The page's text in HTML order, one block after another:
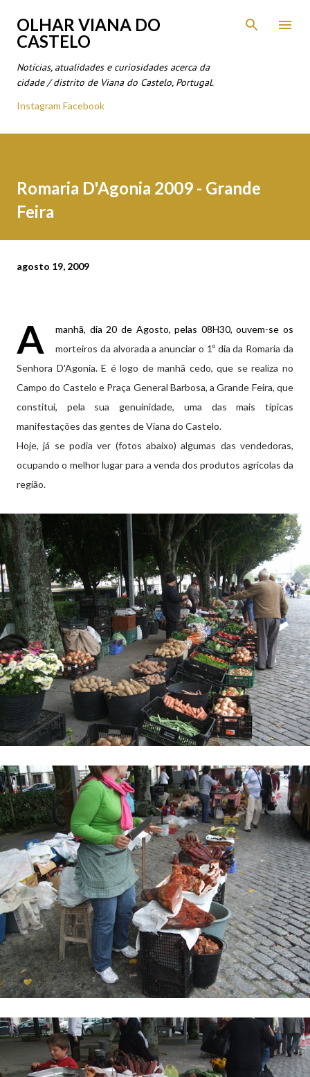
Avançar para o conteúdo principal
OLHAR VIANA DO
CASTELO
Notícias, atualidades e curiosidades acerca da
cidade / distrito de Viana do Castelo, Portugal.
Instagram Facebook
Romaria D'Agonia 2009 - Grande
Feira
agosto 19, 2009
A
manhã, dia 20 de Agosto, pelas 08H30, ouvem-se os
morteiros da alvorada a anunciar o 1º dia da Romaria da
Senhora D'Agonia. E é logo de manhã cedo, que se realiza no
Campo do Castelo e Praça General Barbosa, a Grande Feira, que
constitui, pela sua genuinidade, uma das mais típicas
manifestações das gentes de Viana do Castelo.
Hoje, já se podia ver (fotos abaixo) algumas das vendedoras,
ocupando o melhor lugar para a venda dos produtos agrícolas da
região.